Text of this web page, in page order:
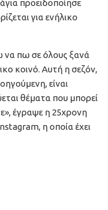
προειδοποίησε
για ενήλικο
να πω σε όλους ξανά
κοινό. Αυτή η σεζόν,
είναι
θέματα που μπορεί
έγραψε η 25χρονη
η οποία έχει